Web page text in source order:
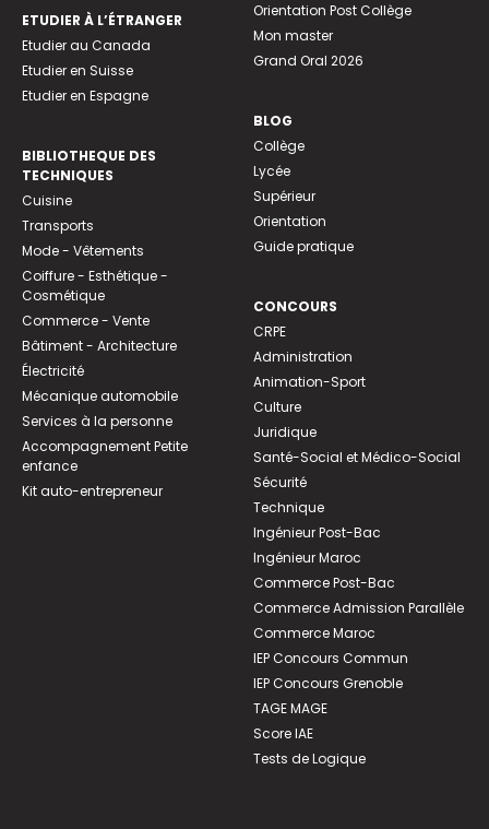
ETUDIER À L’ÉTRANGER
Etudier au Canada
Etudier en Suisse
Etudier en Espagne
BIBLIOTHEQUE DES
TECHNIQUES
Cuisine
Transports
Mode - Vêtements
Coiffure - Esthétique -
Cosmétique
Commerce - Vente
Bâtiment - Architecture
Électricité
Mécanique automobile
Services à la personne
Accompagnement Petite
enfance
Kit auto-entrepreneur
Orientation Post Collège
Mon master
Grand Oral 2026
BLOG
Collège
Lycée
Supérieur
Orientation
Guide pratique
CONCOURS
CRPE
Administration
Animation-Sport
Culture
Juridique
Santé-Social et Médico-Social
Sécurité
Technique
Ingénieur Post-Bac
Ingénieur Maroc
Commerce Post-Bac
Commerce Admission Parallèle
Commerce Maroc
IEP Concours Commun
IEP Concours Grenoble
TAGE MAGE
Score IAE
Tests de Logique